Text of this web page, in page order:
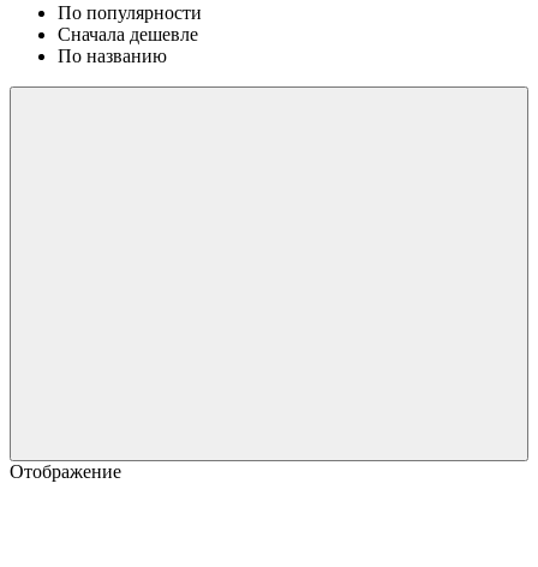
По популярности
Сначала дешевле
По названию
Отображение